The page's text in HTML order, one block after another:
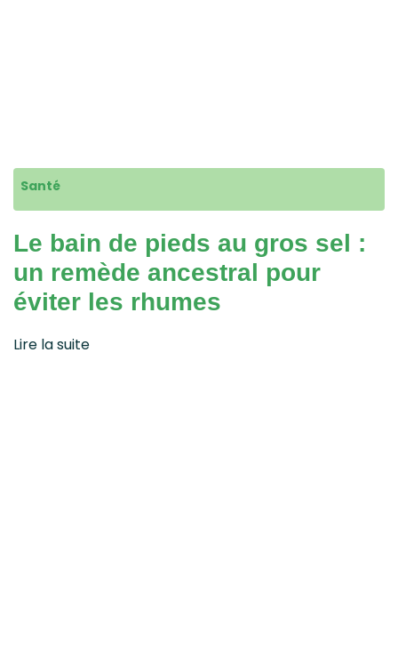
Santé
Le bain de pieds au gros sel :
un remède ancestral pour
éviter les rhumes
Lire la suite